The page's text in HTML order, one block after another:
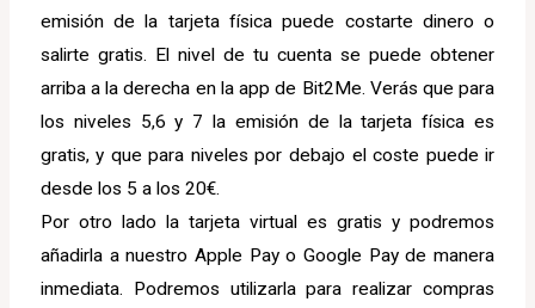
emisión de la tarjeta física puede costarte dinero o
salirte gratis. El nivel de tu cuenta se puede obtener
arriba a la derecha en la app de Bit2Me. Verás que para
los niveles 5,6 y 7 la emisión de la tarjeta física es
gratis, y que para niveles por debajo el coste puede ir
desde los 5 a los 20€.
Por otro lado la tarjeta virtual es gratis y podremos
añadirla a nuestro Apple Pay o Google Pay de manera
inmediata. Podremos utilizarla para realizar compras